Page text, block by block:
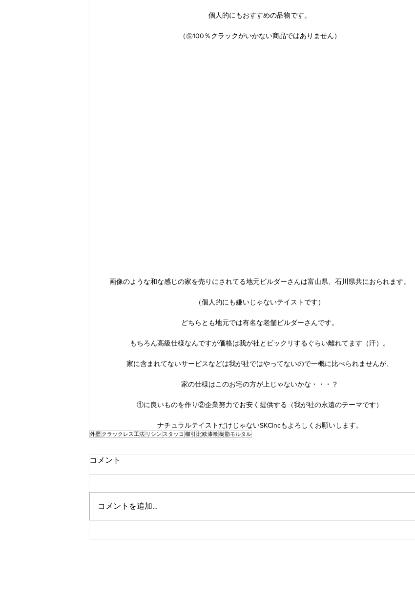
個人的にもおすすめの品物です。
（㊟100％クラックがいかない商品ではありません）
画像のような和な感じの家を売りにされてる地元ビルダーさんは富山県、石川県共におられます。
（個人的にも嫌いじゃないテイストです）
どちらとも地元では有名な老舗ビルダーさんです。
もちろん高級仕様なんですが価格は我が社とビックリするぐらい離れてます（汗）。
家に含まれてないサービスなどは我が社ではやってないので一概に比べられませんが、
家の仕様はこのお宅の方が上じゃないかな・・・？
①に良いものを作り②企業努力でお安く提供する（我が社の永遠のテーマです）
ナチュラルテイストだけじゃないSKCincもよろしくお願いします。
外壁 クラックレス工法 リシン スタッコ 櫛引 北欧漆喰樹脂モルタル
コメント
コメントを追加…